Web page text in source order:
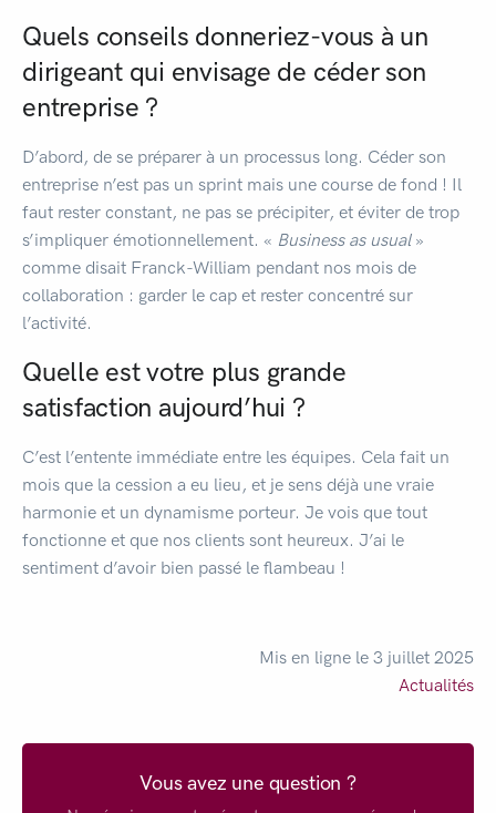
Quels conseils donneriez-vous à un
dirigeant qui envisage de céder son
entreprise ?
D’abord, de se préparer à un processus long. Céder son
entreprise n’est pas un sprint mais une course de fond ! Il
faut rester constant, ne pas se précipiter, et éviter de trop
s’impliquer émotionnellement. « Business as usual »
comme disait Franck-William pendant nos mois de
collaboration : garder le cap et rester concentré sur
l’activité.
Quelle est votre plus grande
satisfaction aujourd’hui ?
C’est l’entente immédiate entre les équipes. Cela fait un
mois que la cession a eu lieu, et je sens déjà une vraie
harmonie et un dynamisme porteur. Je vois que tout
fonctionne et que nos clients sont heureux. J’ai le
sentiment d’avoir bien passé le flambeau !
Mis en ligne le 3 juillet 2025
Actualités
Vous avez une question ?